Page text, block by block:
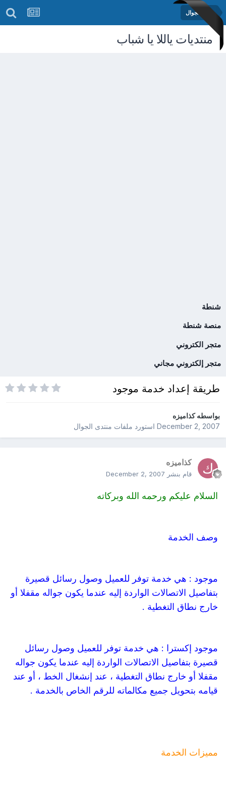
منتدى الجوال
منتديات ياللا يا شباب
شنطة
منصة شنطة
متجر الكتروني
متجر إلكتروني مجاني
طريقة إعداد خدمة موجود
بواسطهكذاميزه
December 2, 2007استورد ملفات منتدى الجوال
كذاميزه
قام بنشر December 2, 2007
السلام عليكم ورحمه الله وبركاته
وصف الخدمة
موجود : هي خدمة توفر للعميل وصول رسائل قصيرة
بتفاصيل الاتصالات الواردة إليه عندما يكون جواله مقفلا أو
خارج نطاق التغطية .
موجود إكسترا : هي خدمة توفر للعميل وصول رسائل
قصيرة بتفاصيل الاتصالات الواردة إليه عندما يكون جواله
مقفلا أو خارج نطاق التغطية ، عند إنشغال الخط ، أو عند
قيامه بتحويل جميع مكالماته للرقم الخاص بالخدمة .
مميزات الخدمة